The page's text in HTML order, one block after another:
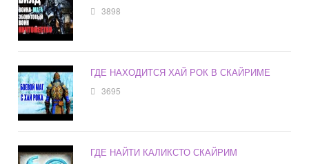
3898
ГДЕ НАХОДИТСЯ ХАЙ РОК В СКАЙРИМЕ
3695
ГДЕ НАЙТИ КАЛИКСТО СКАЙРИМ